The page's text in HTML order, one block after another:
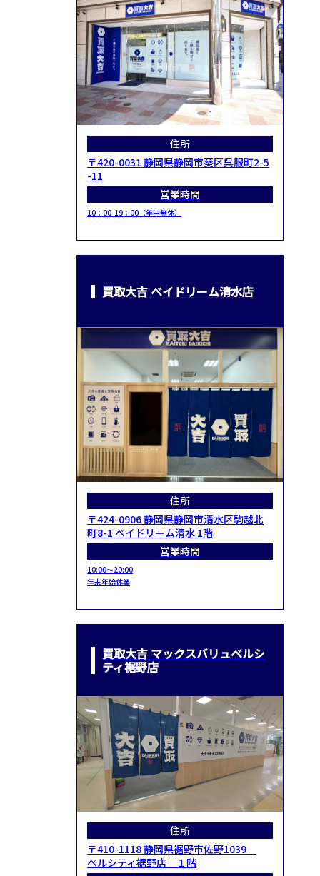
住所
〒420-0031 静岡県静岡市葵区呉服町2-5
-11
営業時間
10：00-19：00（年中無休）
買取大吉 ベイドリーム清水店
住所
〒424-0906 静岡県静岡市清水区駒越北
町8-1 ベイドリーム清水 1階
営業時間
10:00～20:00
年末年始休業
買取大吉 マックスバリュベルシ
ティ裾野店
住所
〒410-1118 静岡県裾野市佐野1039
ベルシティ裾野店 １階